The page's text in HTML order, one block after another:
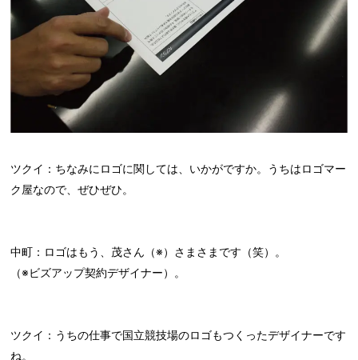
ツクイ：ちなみにロゴに関しては、いかがですか。うちはロゴマー
ク屋なので、ぜひぜひ。
中町：ロゴはもう、茂さん（※）さまさまです（笑）。
（※ビズアップ契約デザイナー）。
ツクイ：うちの仕事で国立競技場のロゴもつくったデザイナーです
ね。